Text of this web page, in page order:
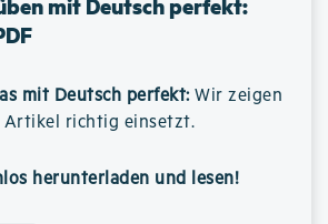
mit Deutsch perfekt: Wir zeigen
Artikel richtig einsetzt.
herunterladen und lesen!